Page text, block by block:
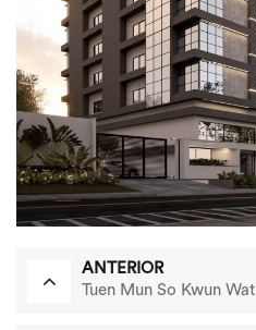
ANTERIOR
Tuen Mun So Kwun Wat